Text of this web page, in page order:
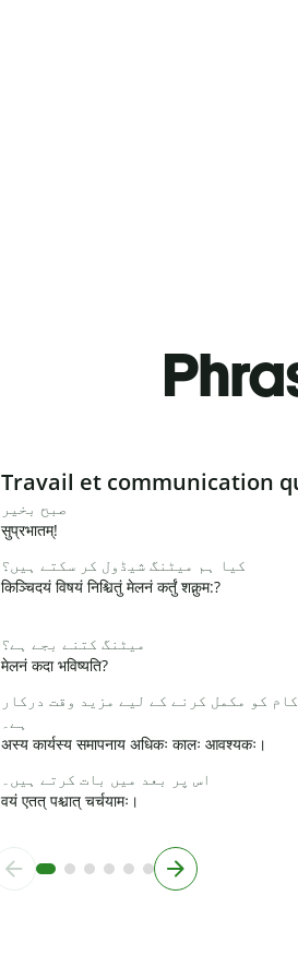
Slide 1 of 6
Travail et communication
صبح بخیر
सुप्रभातम्!
کیا ہم میٹنگ شیڈول کر سکتے ہیں؟
किञ्चिदयं विषयं निश्चितुं मेलनं कर्तुं शक्नुम:?
میٹنگ کتنے بجے ہے؟
मेलनं कदा भविष्यति?
کو مکمل کرنے کے لیے مزید وقت درکار
ہے۔
अस्य कार्यस्य समापनाय अधिकः कालः आवश्यकः।
اس پر بعد میں بات کرتے ہیں۔
वयं एतत् पश्चात् चर्चयामः।